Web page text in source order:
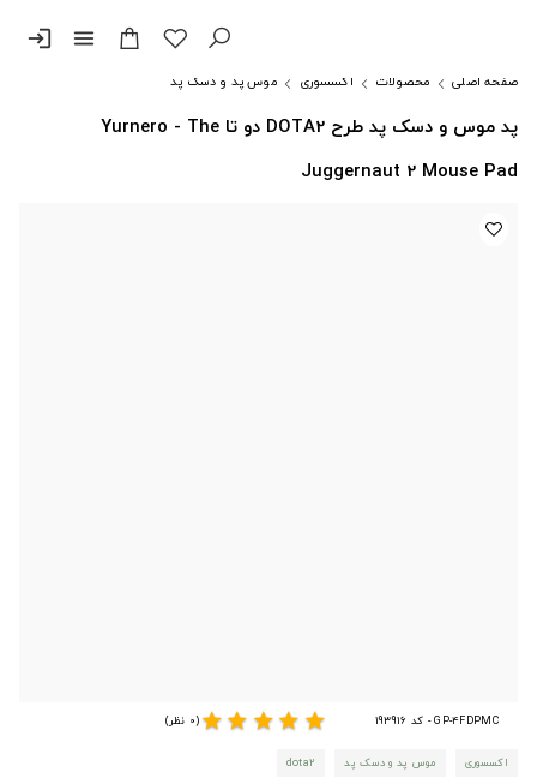
menu
login
صفحه اصلی محصولات اکسسوری موس پد و دسک پد
پد موس و دسک پد طرح DOTA2 دو تا Yurnero - The
Juggernaut 2 Mouse Pad
GP-4FDPMC - کد 193916 star
star
star
star
star(0 نظر)
اکسسوری موس پد و دسک پد dota2